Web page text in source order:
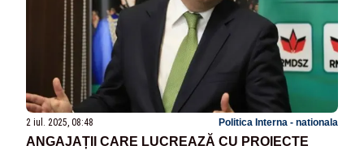
2 iul. 2025, 08:48 Politica Interna - nationala
ANGAJAȚII CARE LUCREAZĂ CU PROIECTE